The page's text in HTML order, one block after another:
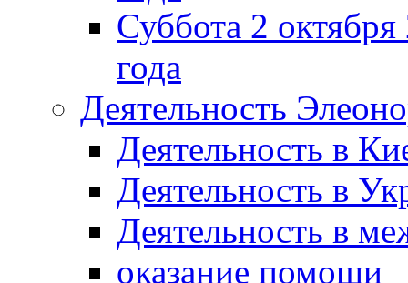
Суббота 2
года
Деятельность
Деятельность в
Деятельность в
Деятельность в
оказание помощи